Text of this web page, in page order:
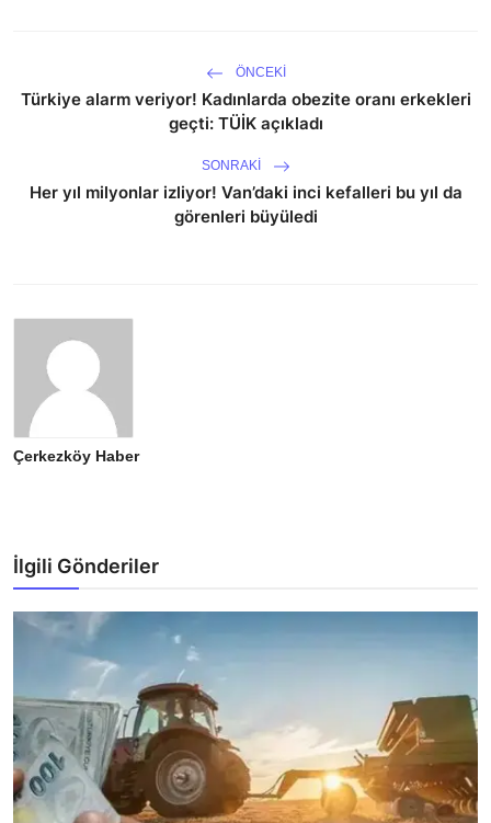
ÖNCEKI
Türkiye alarm veriyor! Kadınlarda obezite oranı erkekleri
geçti: TÜİK açıkladı
SONRAKI
Her yıl milyonlar izliyor! Van’daki inci kefalleri bu yıl da
görenleri büyüledi
Çerkezköy Haber
İlgili Gönderiler